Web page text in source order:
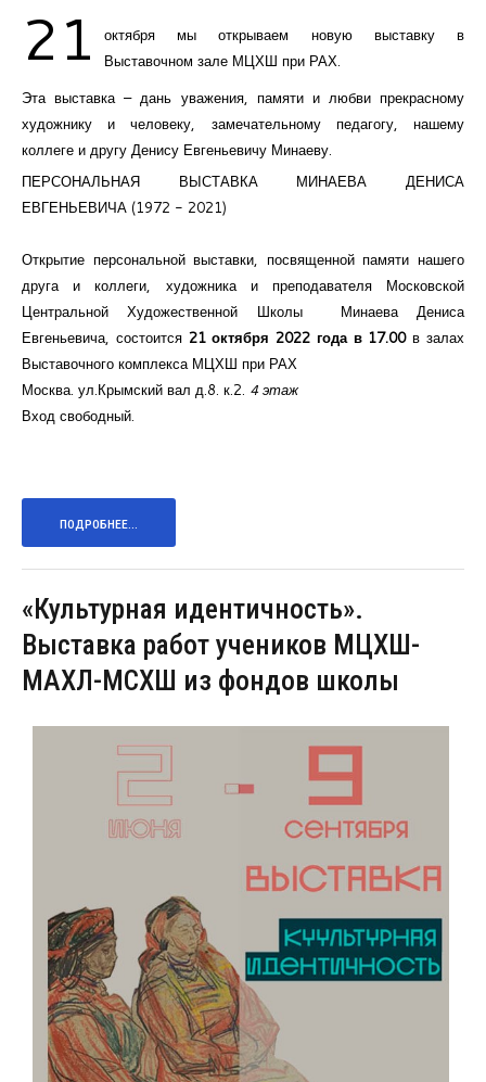
21
октября мы открываем новую выставку в
Выставочном зале МЦХШ при РАХ.
Эта выставка – дань уважения, памяти и любви прекрасному
художнику и человеку, замечательному педагогу, нашему
коллеге и другу Денису Евгеньевичу Минаеву.
ПЕРСОНАЛЬНАЯ ВЫСТАВКА МИНАЕВА ДЕНИСА
ЕВГЕНЬЕВИЧА (1972 - 2021)
Открытие персональной выставки, посвященной памяти нашего
друга и коллеги, художника и преподавателя Московской
Центральной Художественной Школы Минаева Дениса
Евгеньевича, состоится 21 октября 2022 года в 17.00в залах
Выставочного комплекса МЦХШ при РАХ
Москва. ул.Крымский вал д.8. к.2. 4 этаж
Вход свободный.
ПОДРОБНЕЕ...
«Культурная идентичность».
Выставка работ учеников МЦХШ-
МАХЛ-МСХШ из фондов школы